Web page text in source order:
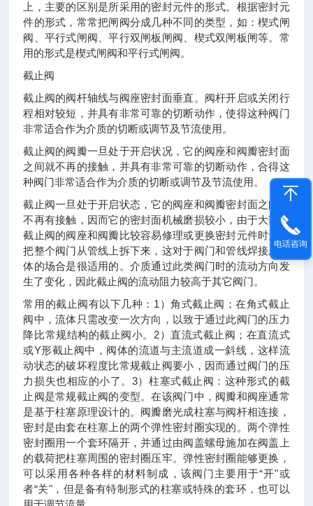
上，主要的区别是所采用的密封元件的形式。根据密封元
件的形式，常常把闸阀分成几种不同的类型，如：楔式闸
阀、平行式闸阀、平行双闸板闸阀、楔式双闸板闸等。常
用的形式是楔式闸阀和平行式闸阀。
截止阀
截止阀的阀杆轴线与阀座密封面垂直。阀杆开启或关闭行
程相对较短，并具有非常可靠的切断动作，使得这种阀门
非常适合作为介质的切断或调节及节流使用。
截止阀的阀瓣一旦处于开启状况，它的阀座和阀瓣密封面
之间就不再的接触，并具有非常可靠的切断动作，合得这
种阀门非常适合作为介质的切断或调节及节流使用。
截止阀一旦处于开启状态，它的阀座和阀瓣密封面之间就
不再有接触，因而它的密封面机械磨损较小，由于大部分
截止阀的阀座和阀瓣比较容易修理或更换密封元件时无需
把整个阀门从管线上拆下来，这对于阀门和管线焊接成一
体的场合是很适用的。介质通过此类阀门时的流动方向发
生了变化，因此截止阀的流动阻力较高于其它阀门。
常用的截止阀有以下几种：1）角式截止阀；在角式截止
阀中，流体只需改变一次方向，以致于通过此阀门的压力
降比常规结构的截止阀小。2）直流式截止阀；在直流式
或Y形截止阀中，阀体的流道与主流道成一斜线，这样流
动状态的破坏程度比常规截止阀要小，因而通过阀门的压
力损失也相应的小了。3）柱塞式截止阀：这种形式的截
止阀是常规截止阀的变型。在该阀门中，阀瓣和阀座通常
是基于柱塞原理设计的。阀瓣磨光成柱塞与阀杆相连接，
密封是由套在柱塞上的两个弹性密封圈实现的。两个弹性
密封圈用一个套环隔开，并通过由阀盖螺母施加在阀盖上
的载荷把柱塞周围的密封圈压牢。弹性密封圈能够更换，
可以采用各种各样的材料制成，该阀门主要用于“开"或
者“关"，但是备有特制形式的柱塞或特殊的套环，也可以
电话咨询